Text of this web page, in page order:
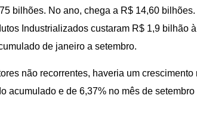
bilhões. No ano, chega a R$ 14,60
Industrializados custaram R$ 1,9 bilhão
de janeiro a setembro.
não recorrentes, haveria um crescimento
acumulado e de 6,37% no mês de setembro